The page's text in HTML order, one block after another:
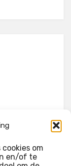
om
en/of te